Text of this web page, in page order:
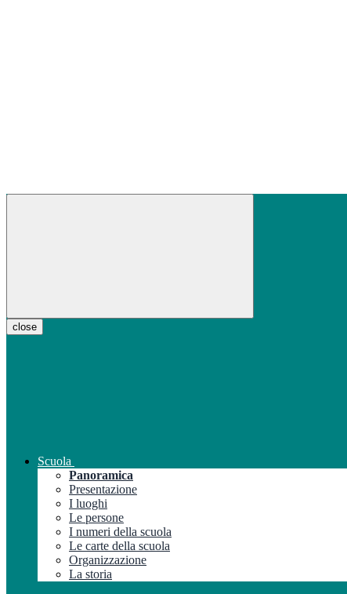
close
Scuola
Panoramica
Presentazione
I luoghi
Le persone
I numeri della scuola
Le carte della scuola
Organizzazione
La storia